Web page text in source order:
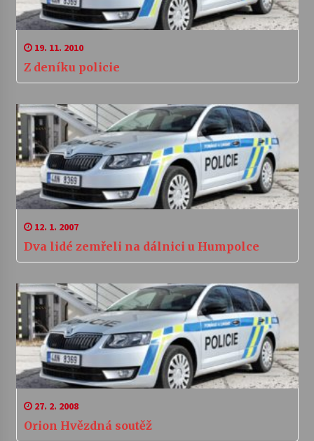
19. 11. 2010
Z deníku policie
12. 1. 2007
Dva lidé zemřeli na dálnici u Humpolce
27. 2. 2008
Orion Hvězdná soutěž